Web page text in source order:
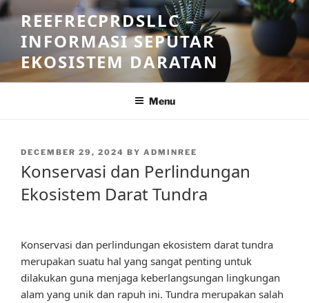
Skip
to
content
REEFRECPRDSLLC –
INFORMASI SEPUTAR
EKOSISTEM DARATAN
Menu
POSTED
DECEMBER 29, 2024 BY ADMINREE
Konservasi dan Perlindungan
Ekosistem Darat Tundra
Konservasi dan perlindungan ekosistem darat tundra
merupakan suatu hal yang sangat penting untuk
dilakukan guna menjaga keberlangsungan lingkungan
alam yang unik dan rapuh ini. Tundra merupakan salah